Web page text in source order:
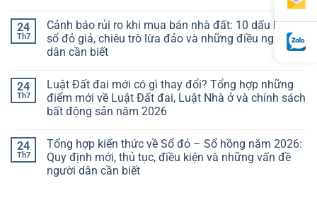
24
Th7
Cảnh báo rủi ro khi mua bán nhà đất: 10 dấu hiệu
sổ đỏ giả, chiêu trò lừa đảo và những điều người
dân cần biết
24
Th7
Luật Đất đai mới có gì thay đổi? Tổng hợp những
điểm mới về Luật Đất đai, Luật Nhà ở và chính sách
bất động sản năm 2026
24
Th7
Tổng hợp kiến thức về Sổ đỏ – Sổ hồng năm 2026:
Quy định mới, thủ tục, điều kiện và những vấn đề
người dân cần biết